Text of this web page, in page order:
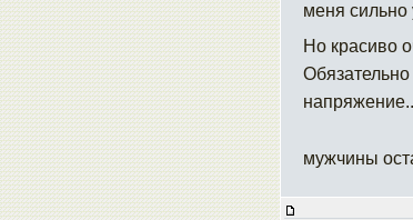
меня сильно
Но красиво
мужчины